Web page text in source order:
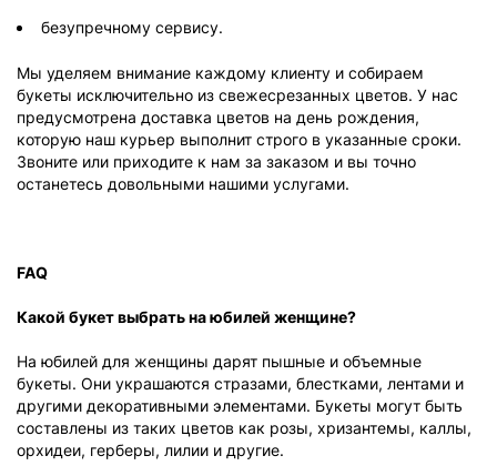
безупречному сервису.
Мы уделяем внимание каждому клиенту и собираем
букеты исключительно из свежесрезанных цветов. У нас
предусмотрена доставка цветов на день рождения,
которую наш курьер выполнит строго в указанные сроки.
Звоните или приходите к нам за заказом и вы точно
останетесь довольными нашими услугами.
FAQ
Какой букет выбрать на юбилей женщине?
На юбилей для женщины дарят пышные и объемные
букеты. Они украшаются стразами, блестками, лентами и
другими декоративными элементами. Букеты могут быть
составлены из таких цветов как розы, хризантемы, каллы,
орхидеи, герберы, лилии и другие.